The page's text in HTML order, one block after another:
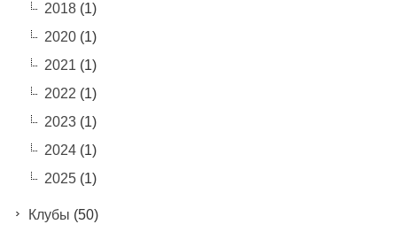
2018(1)
2020(1)
2021 (1)
2022 (1)
2023(1)
2024(1)
2025(1)
Клубы (50)